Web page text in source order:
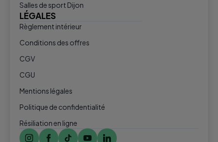
Salles de sport Dijon
LÉGALES
Règlement intérieur
Conditions des offres
CGV
CGU
Mentions légales
Politique de confidentialité
Résiliation en ligne